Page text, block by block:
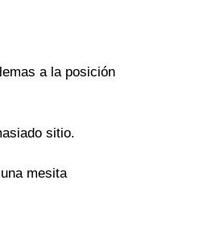
a la posición
sitio.
mesita